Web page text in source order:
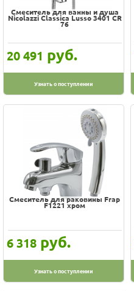
Смеситель для ванны и душа
Nicolazzi Classica Lusso 3401 CR
76
20 491 руб.
Узнать о поступлении
Смеситель для раковины Frap
F1221 хром
6 318 руб.
Узнать о поступлении